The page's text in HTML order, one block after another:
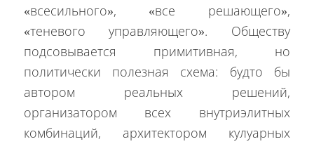
«всесильного», «все решающего»,
«теневого управляющего». Обществу
подсовывается примитивная, но
политически полезная схема: будто бы
автором реальных решений,
организатором всех внутриэлитных
комбинаций, архитектором кулуарных